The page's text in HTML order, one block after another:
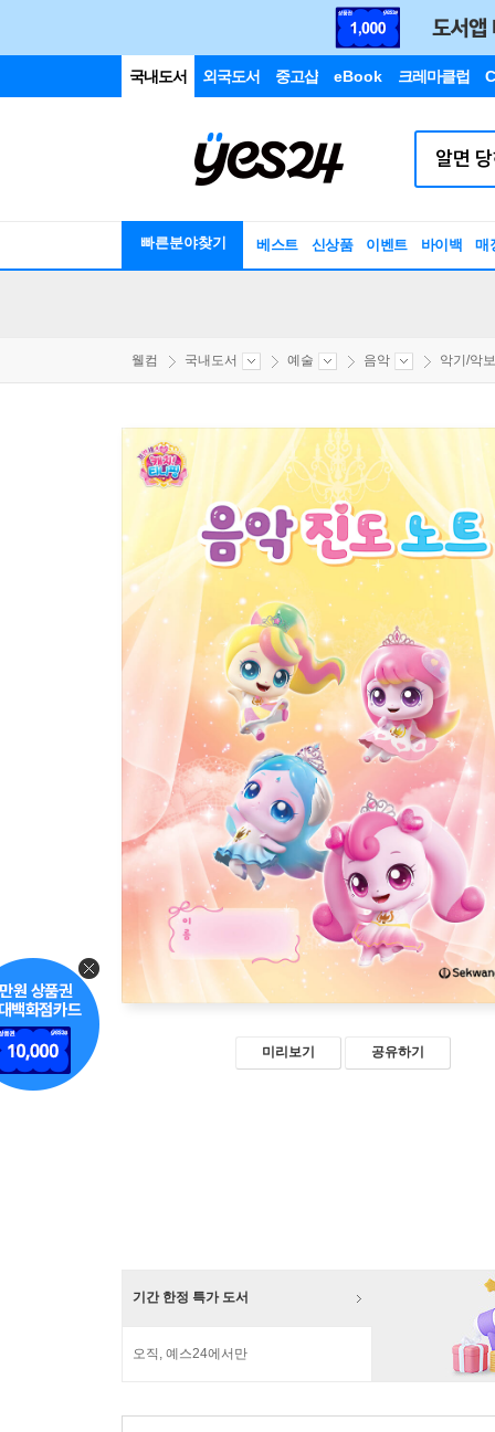
국내도서 외국도서 중고샵 eBook 크레마클럽
빠른분야찾기 베스트 신상품 이벤트 바이백 매
웰컴 국내도서 예술 음악 악기/악
미리보기 공유하기
기간 한정 특가 도서
오직, 예스24에서만